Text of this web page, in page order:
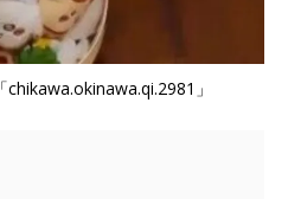
」